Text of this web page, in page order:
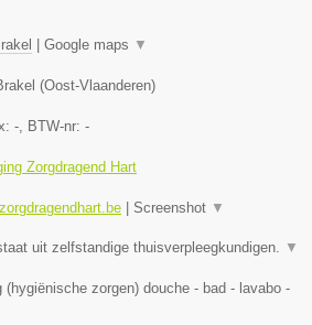
Google maps ▼
(Oost-Vlaanderen)
-, BTW-nr: -
Zorgdragend Hart
Screenshot ▼
uit zelfstandige thuisverpleegkundigen. ▼
(hygiënische zorgen) douche - bad - lavabo -